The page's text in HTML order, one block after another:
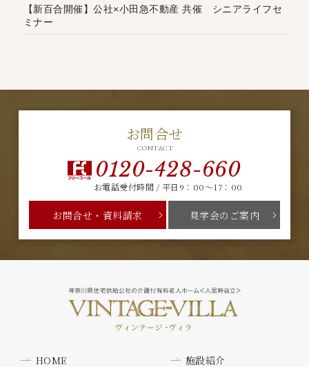
【新百合開催】公社×小田急不動産 共催 シニアライフセ
ミナー
お問合せ
CONTACT
0120-428-660
お電話受付時間 / 平日9：00～17：00
お問合せ・資料請求 見学会のご案内
HOME
施設紹介